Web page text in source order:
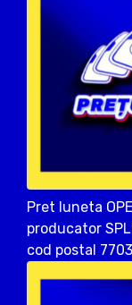
Pret luneta
producator
cod postal